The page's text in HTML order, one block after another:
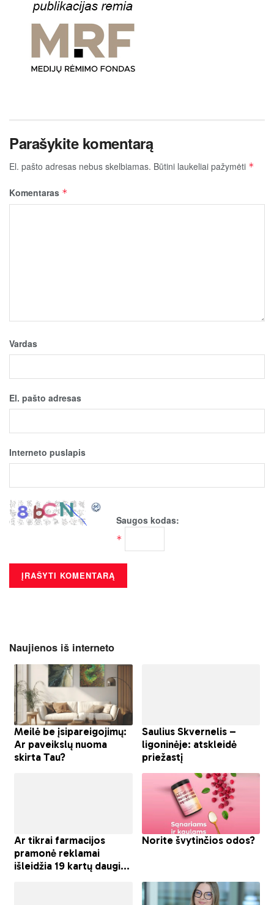
Parašykite komentarą
El. pašto adresas nebus skelbiamas. Būtini laukeliai pažymėti *
Komentaras *
Vardas
El. pašto adresas
Interneto puslapis
Saugos kodas:
*
Naujienos iš interneto